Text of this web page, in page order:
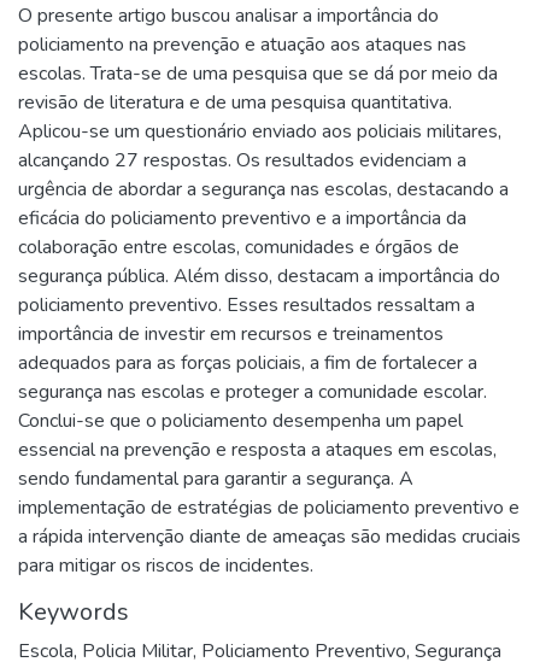
O presente artigo buscou analisar a importância do
policiamento na prevenção e atuação aos ataques nas
escolas. Trata-se de uma pesquisa que se dá por meio da
revisão de literatura e de uma pesquisa quantitativa.
Aplicou-se um questionário enviado aos policiais militares,
alcançando 27 respostas. Os resultados evidenciam a
urgência de abordar a segurança nas escolas, destacando a
eficácia do policiamento preventivo e a importância da
colaboração entre escolas, comunidades e órgãos de
segurança pública. Além disso, destacam a importância do
policiamento preventivo. Esses resultados ressaltam a
importância de investir em recursos e treinamentos
adequados para as forças policiais, a fim de fortalecer a
segurança nas escolas e proteger a comunidade escolar.
Conclui-se que o policiamento desempenha um papel
essencial na prevenção e resposta a ataques em escolas,
sendo fundamental para garantir a segurança. A
implementação de estratégias de policiamento preventivo e
a rápida intervenção diante de ameaças são medidas cruciais
para mitigar os riscos de incidentes.
Keywords
Escola, Policia Militar, Policiamento Preventivo, Segurança